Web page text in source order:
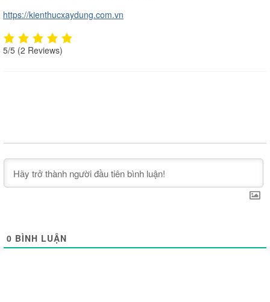
https://kienthucxaydung.com.vn
5/5 (2 Reviews)
0 BÌNH LUẬN